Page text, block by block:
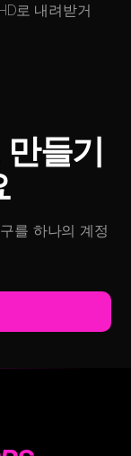
로 내려받거
들기
를 하나의 계정